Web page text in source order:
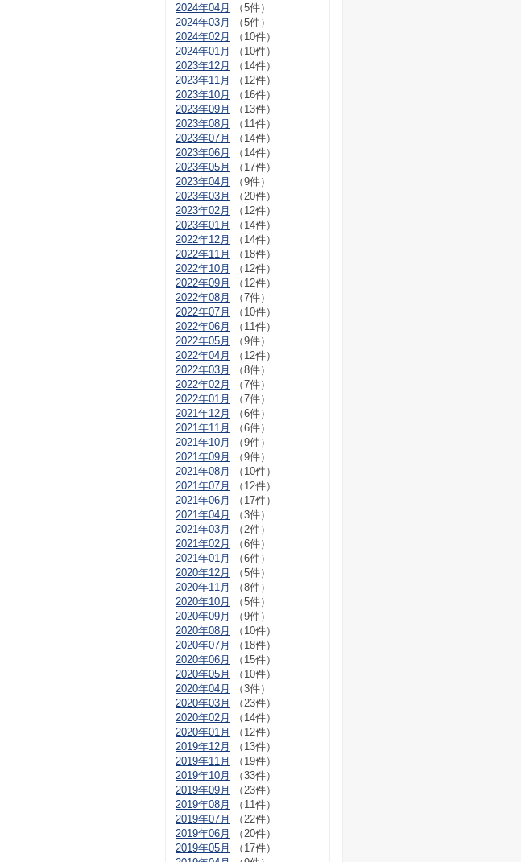
2024年04月
（5件）
2024年03月
（5件）
2024年02月
（10件）
2024年01月
（10件）
2023年12月
（14件）
2023年11月
（12件）
2023年10月
（16件）
2023年09月
（13件）
2023年08月
（11件）
2023年07月
（14件）
2023年06月
（14件）
2023年05月
（17件）
2023年04月
（9件）
2023年03月
（20件）
2023年02月
（12件）
2023年01月
（14件）
2022年12月
（14件）
2022年11月
（18件）
2022年10月
（12件）
2022年09月
（12件）
2022年08月
（7件）
2022年07月
（10件）
2022年06月
（11件）
2022年05月
（9件）
2022年04月
（12件）
2022年03月
（8件）
2022年02月
（7件）
2022年01月
（7件）
2021年12月
（6件）
2021年11月
（6件）
2021年10月
（9件）
2021年09月
（9件）
2021年08月
（10件）
2021年07月
（12件）
2021年06月
（17件）
2021年04月
（3件）
2021年03月
（2件）
2021年02月
（6件）
2021年01月
（6件）
2020年12月
（5件）
2020年11月
（8件）
2020年10月
（5件）
2020年09月
（9件）
2020年08月
（10件）
2020年07月
（18件）
2020年06月
（15件）
2020年05月
（10件）
2020年04月
（3件）
2020年03月
（23件）
2020年02月
（14件）
2020年01月
（12件）
2019年12月
（13件）
2019年11月
（19件）
2019年10月
（33件）
2019年09月
（23件）
2019年08月
（11件）
2019年07月
（22件）
2019年06月
（20件）
2019年05月
（17件）